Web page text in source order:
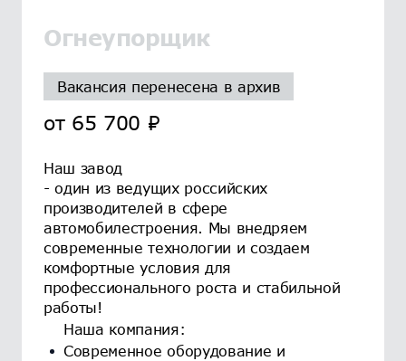
Огнеупорщик
Вакансия перенесена в архив
от 65 700 ₽
Наш завод
- один из ведущих российских
производителей в сфере
автомобилестроения. Мы внедряем
современные технологии и создаем
комфортные условия для
профессионального роста и стабильной
работы!
Наша компания:
Современное оборудование и